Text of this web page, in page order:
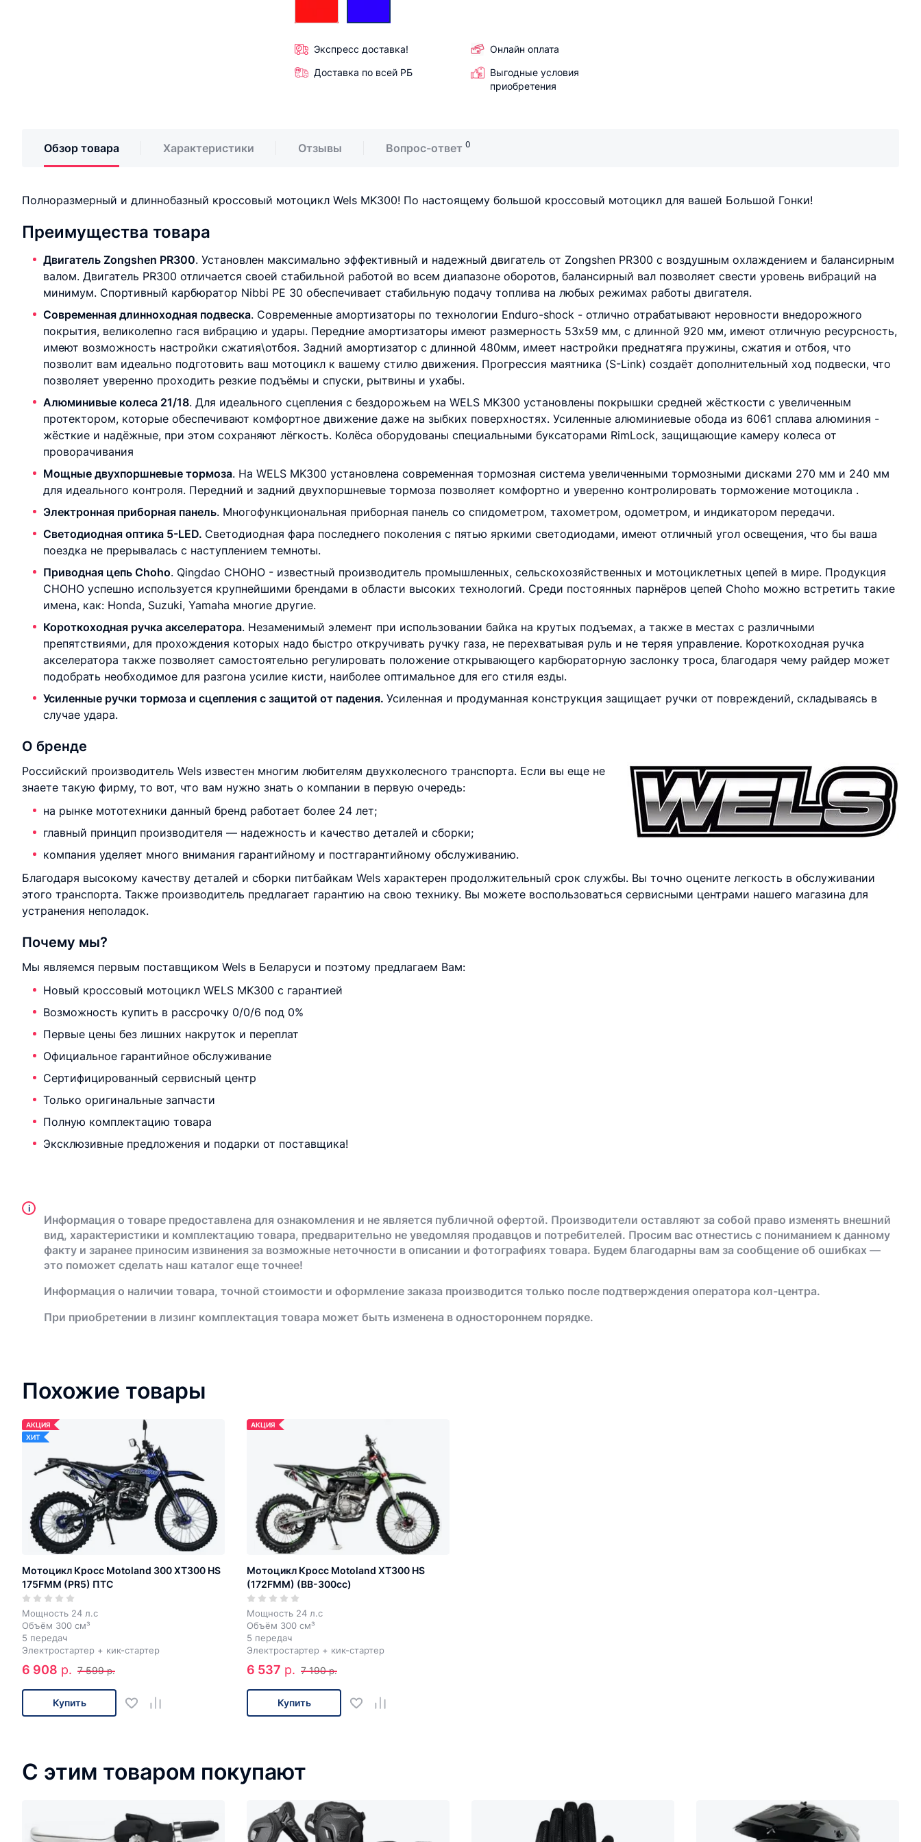
Экспресс доставка!
Онлайн оплата
Доставка по всей РБ
Выгодные условия
приобретения
Обзор товара Характеристики Отзывы Вопрос-ответ 0
Полноразмерный и длиннобазный кроссовый мотоцикл Wels MK300! По настоящему большой кроссовый мотоцикл для вашей Большой Гонки!
Преимущества товара
Двигатель Zongshen PR300. Установлен максимально эффективный и надежный двигатель от Zongshen PR300 с воздушным охлаждением и балансирным
валом. Двигатель PR300 отличается своей стабильной работой во всем диапазоне оборотов, балансирный вал позволяет свести уровень вибраций на
минимум. Спортивный карбюратор Nibbi PE 30 обеспечивает стабильную подачу топлива на любых режимах работы двигателя.
Современная длинноходная подвеска. Современные амортизаторы по технологии Enduro-shock - отлично отрабатывают неровности внедорожного
покрытия, великолепно гася вибрацию и удары. Передние амортизаторы имеют размерность 53х59 мм, с длинной 920 мм, имеют отличную ресурсность,
имеют возможность настройки сжатия\отбоя. Задний амортизатор с длинной 480мм, имеет настройки преднатяга пружины, сжатия и отбоя, что
позволит вам идеально подготовить ваш мотоцикл к вашему стилю движения. Прогрессия маятника (S-Link) создаёт дополнительный ход подвески, что
позволяет уверенно проходить резкие подъёмы и спуски, рытвины и ухабы.
Алюминивые колеса 21/18. Для идеального сцепления с бездорожьем на WELS MK300 установлены покрышки средней жёсткости с увеличенным
протектором, которые обеспечивают комфортное движение даже на зыбких поверхностях. Усиленные алюминиевые обода из 6061 сплава алюминия -
жёсткие и надёжные, при этом сохраняют лёгкость. Колёса оборудованы специальными буксаторами RimLock, защищающие камеру колеса от
проворачивания
Мощные двухпоршневые тормоза. На WELS MK300 установлена современная тормозная система увеличенными тормозными дисками 270 мм и 240 мм
для идеального контроля. Передний и задний двухпоршневые тормоза позволяет комфортно и уверенно контролировать торможение мотоцикла .
Электронная приборная панель. Многофункциональная приборная панель со спидометром, тахометром, одометром, и индикатором передачи.
Светодиодная оптика 5-LED. Светодиодная фара последнего поколения с пятью яркими светодиодами, имеют отличный угол освещения, что бы ваша
поездка не прерывалась с наступлением темноты.
Приводная цепь Choho. Qingdao CHOHO - известный производитель промышленных, сельскохозяйственных и мотоциклетных цепей в мире. Продукция
CHOHO успешно используется крупнейшими брендами в области высоких технологий. Среди постоянных парнёров цепей Choho можно встретить такие
имена, как: Honda, Suzuki, Yamaha многие другие.
Короткоходная ручка акселератора. Незаменимый элемент при использовании байка на крутых подъемах, а также в местах с различными
препятствиями, для прохождения которых надо быстро откручивать ручку газа, не перехватывая руль и не теряя управление. Короткоходная ручка
акселератора также позволяет самостоятельно регулировать положение открывающего карбюраторную заслонку троса, благодаря чему райдер может
подобрать необходимое для разгона усилие кисти, наиболее оптимальное для его стиля езды.
Усиленные ручки тормоза и сцепления с защитой от падения. Усиленная и продуманная конструкция защищает ручки от повреждений, складываясь в
случае удара.
О бренде
Российский производитель Wels известен многим любителям двухколесного транспорта. Если вы еще не
знаете такую фирму, то вот, что вам нужно знать о компании в первую очередь:
на рынке мототехники данный бренд работает более 24 лет;
главный принцип производителя — надежность и качество деталей и сборки;
компания уделяет много внимания гарантийному и постгарантийному обслуживанию.
Благодаря высокому качеству деталей и сборки питбайкам Wels характерен продолжительный срок службы. Вы точно оцените легкость в обслуживании
этого транспорта. Также производитель предлагает гарантию на свою технику. Вы можете воспользоваться сервисными центрами нашего магазина для
устранения неполадок.
Почему мы?
Мы являемся первым поставщиком Wels в Беларуси и поэтому предлагаем Вам:
Новый кроссовый мотоцикл WELS MK300 с гарантией
Возможность купить в рассрочку 0/0/6 под 0%
Первые цены без лишних накруток и переплат
Официальное гарантийное обслуживание
Сертифицированный сервисный центр
Только оригинальные запчасти
Полную комплектацию товара
Эксклюзивные предложения и подарки от поставщика!
i
Информация о товаре предоставлена для ознакомления и не является публичной офертой. Производители оставляют за собой право изменять внешний
вид, характеристики и комплектацию товара, предварительно не уведомляя продавцов и потребителей. Просим вас отнестись с пониманием к данному
факту и заранее приносим извинения за возможные неточности в описании и фотографиях товара. Будем благодарны вам за сообщение об ошибках —
это поможет сделать наш каталог еще точнее!
Информация о наличии товара, точной стоимости и оформление заказа производится только после подтверждения оператора кол-центра.
При приобретении в лизинг комплектация товара может быть изменена в одностороннем порядке.
Похожие товары
АКЦИЯ
ХИТ
Мотоцикл Кросс Motoland 300 XT300 HS
175FMM (PR5) ПТС
Мощность 24 л.с
Объём 300 см³
5 передач
Электростартер + кик-стартер
6 908 р. 7 599 р.
Купить
АКЦИЯ
Мотоцикл Кросс Motoland XT300 HS
(172FMM) (BB-300cc)
Мощность 24 л.с
Объём 300 см³
5 передач
Электростартер + кик-стартер
6 537 р. 7 190 р.
Купить
С этим товаром покупают